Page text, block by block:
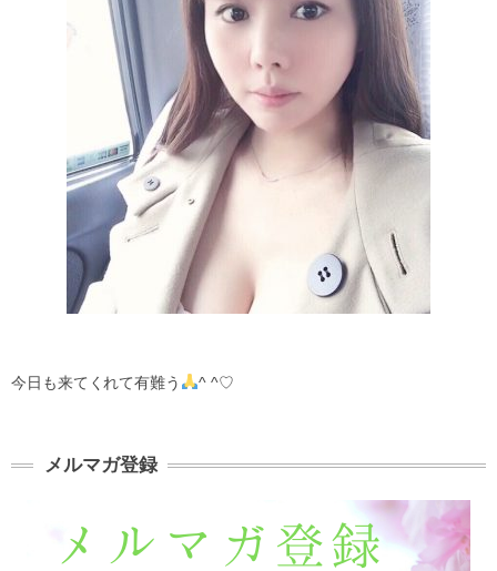
今日も来てくれて有難う ^ ^♡
メルマガ登録